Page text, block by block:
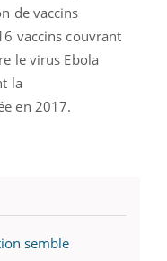
de vaccins
vaccins couvrant
le virus Ebola
la
en 2017.
semble